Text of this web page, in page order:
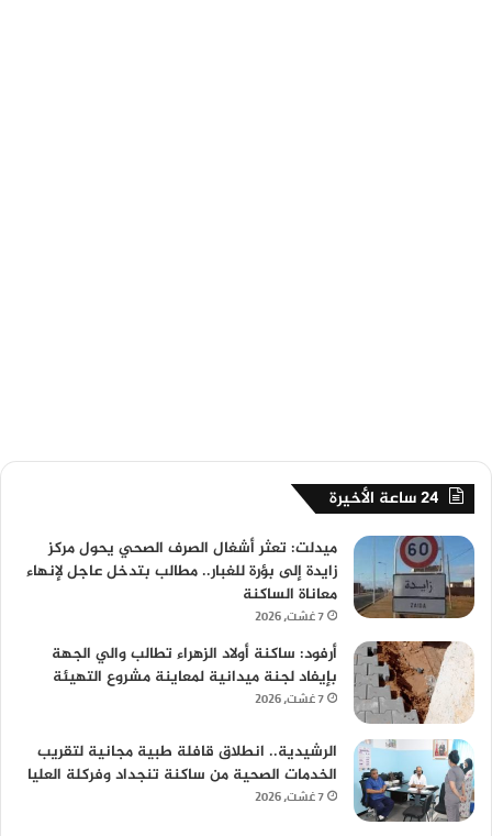
24 ساعة الأخيرة
ميدلت: تعثر أشغال الصرف الصحي يحول مركز
زايدة إلى بؤرة للغبار.. مطالب بتدخل عاجل لإنهاء
معاناة الساكنة
7 غشت، 2026
أرفود: ساكنة أولاد الزهراء تطالب والي الجهة
بإيفاد لجنة ميدانية لمعاينة مشروع التهيئة
7 غشت، 2026
الرشيدية.. انطلاق قافلة طبية مجانية لتقريب
الخدمات الصحية من ساكنة تنجداد وفركلة العليا
7 غشت، 2026